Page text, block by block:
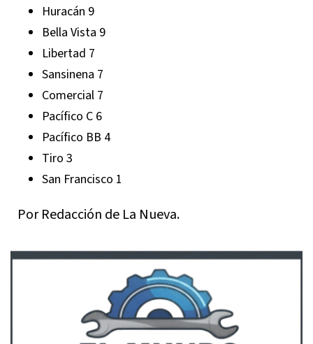
Huracán 9
Bella Vista 9
Libertad 7
Sansinena 7
Comercial 7
Pacífico C 6
Pacífico BB 4
Tiro 3
San Francisco 1
Por Redacción de La Nueva.